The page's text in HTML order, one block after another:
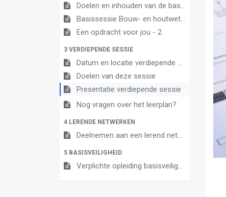
Doelen en inhouden van de basissessie
Basissessie Bouw- en houtwetenschappen
Een opdracht voor jou - 2
3 VERDIEPENDE SESSIE
Datum en locatie verdiepende sessie
Doelen van deze sessie
Presentatie verdiepende sessie
Nog vragen over het leerplan?
4 LERENDE NETWERKEN
Deelnemen aan een lerend netwerk
5 BASISVEILIGHEID
Verplichte opleiding basisveiligheid